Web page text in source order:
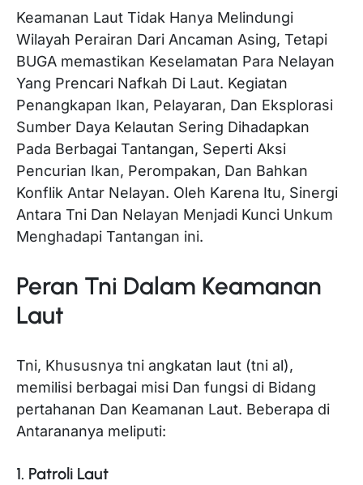
Keamanan Laut Tidak Hanya Melindungi
Wilayah Perairan Dari Ancaman Asing, Tetapi
BUGA memastikan Keselamatan Para Nelayan
Yang Prencari Nafkah Di Laut. Kegiatan
Penangkapan Ikan, Pelayaran, Dan Eksplorasi
Sumber Daya Kelautan Sering Dihadapkan
Pada Berbagai Tantangan, Seperti Aksi
Pencurian Ikan, Perompakan, Dan Bahkan
Konflik Antar Nelayan. Oleh Karena Itu, Sinergi
Antara Tni Dan Nelayan Menjadi Kunci Unkum
Menghadapi Tantangan ini.
Peran Tni Dalam Keamanan
Laut
Tni, Khususnya tni angkatan laut (tni al),
memilisi berbagai misi Dan fungsi di Bidang
pertahanan Dan Keamanan Laut. Beberapa di
Antarananya meliputi:
1. Patroli Laut